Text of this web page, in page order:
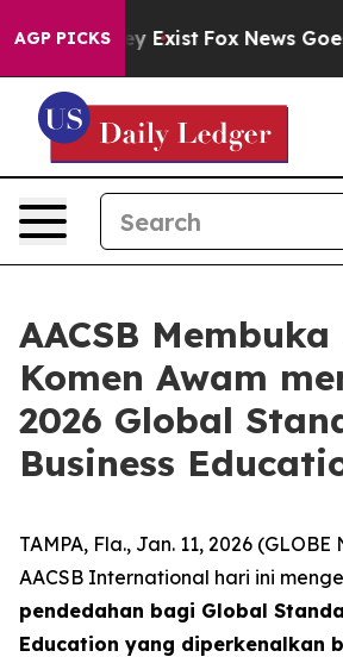
AGP PICKS
They Exist Fox News Goes
AACSB Membuka
Komen Awam
2026 Global
Business
TAMPA, Fla., Jan. 11, 2026 (GLOBE
AACSB International hari ini
pendedahan bagi Global
Education yang diperkenalkan